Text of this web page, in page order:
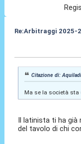
Re:Arbitraggi 2025-
Citazione di:
Ma se la società sta
Il latinista ti ha già
del tavolo di chi